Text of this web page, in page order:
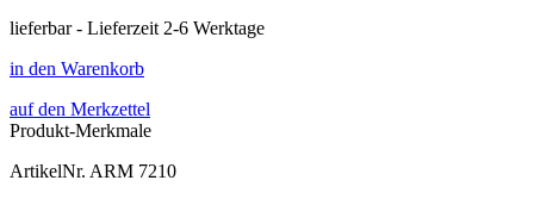
lieferbar - Lieferzeit 2-6 Werktage
in den Warenkorb
auf den Merkzettel
Produkt-Merkmale
ArtikelNr. ARM 7210